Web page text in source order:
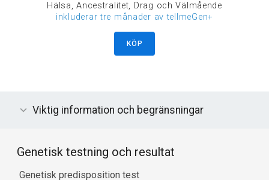
Hälsa, Ancestralitet, Drag och Välmående
inkluderar tre månader av tellmeGen+
KÖP
Viktig information och begränsningar
Genetisk testning och resultat
Genetisk predisposition test